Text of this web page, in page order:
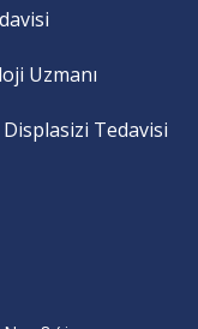
Uzmanı
Tedavisi